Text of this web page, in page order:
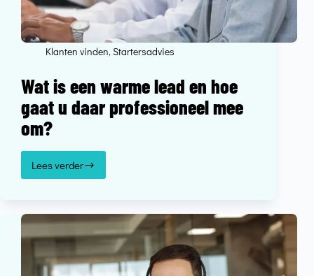
Klanten vinden,Startersadvies
Wat is een warme lead en hoe
gaat u daar professioneel mee
om?
Lees verder